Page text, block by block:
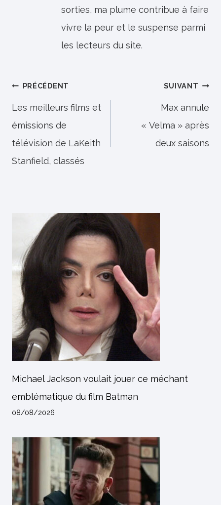
sorties, ma plume contribue à faire
vivre la peur et le suspense parmi
les lecteurs du site.
Navigation
de
l’article
PRÉCÉDENT
Les meilleurs films et
émissions de
télévision de LaKeith
Stanfield, classés
SUIVANT
Max annule
« Velma » après
deux saisons
Michael Jackson voulait jouer ce méchant
emblématique du film Batman
08/08/2026